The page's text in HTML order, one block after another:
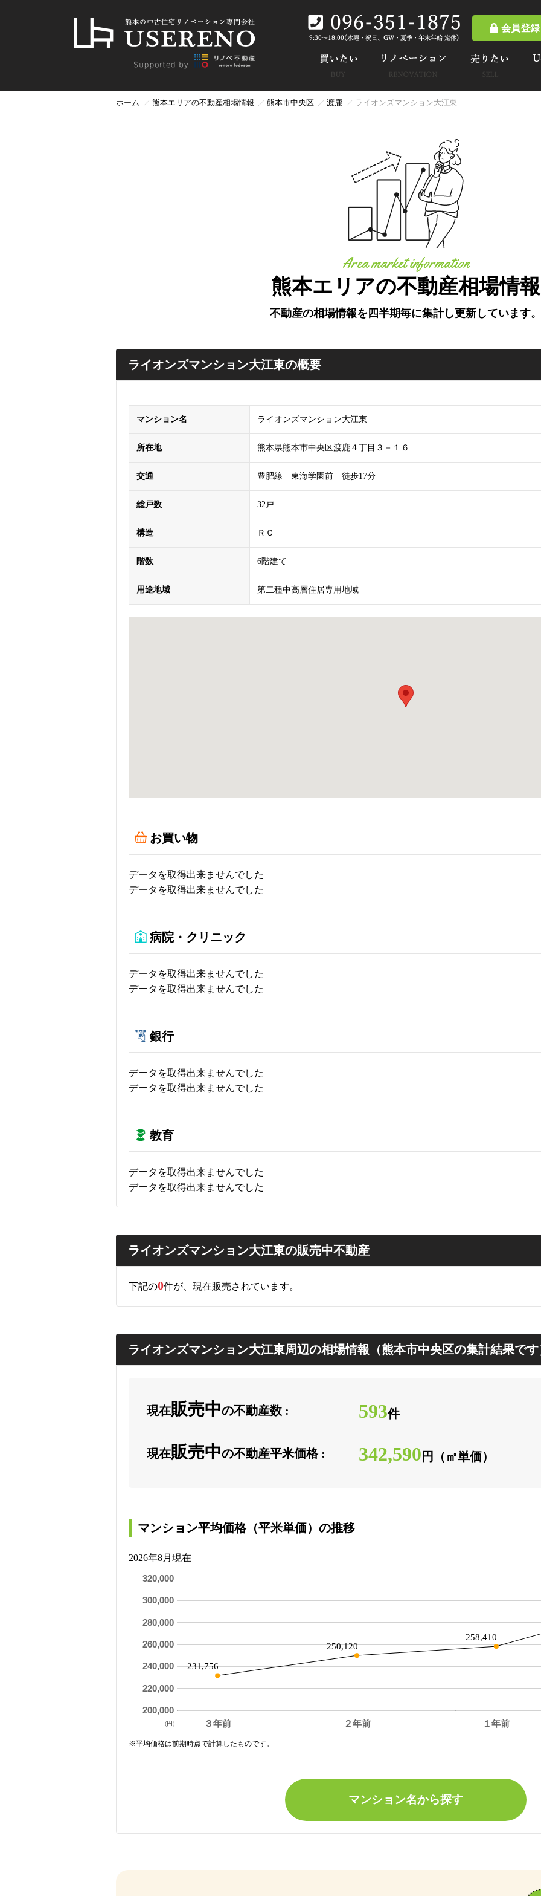
会員登録
ホーム 熊本エリアの不動産相場情報 熊本市中央区 渡鹿 ライオンズマンション大江東
熊本エリアの不動産相場情報
Area market information
不動産の相場情報を四半期毎に集計し更新しています。
ライオンズマンション大江東の概要
マンション名 ライオンズマンション大江東
所在地 熊本県熊本市中央区渡鹿４丁目３－１６
交通 豊肥線 東海学園前 徒歩17分
総戸数 32戸
構造 ＲＣ
階数 6階建て
用途地域 第二種中高層住居専用地域
お買い物
データを取得出来ませんでした
データを取得出来ませんでした
病院・クリニック
データを取得出来ませんでした
データを取得出来ませんでした
銀行
データを取得出来ませんでした
データを取得出来ませんでした
教育
データを取得出来ませんでした
データを取得出来ませんでした
ライオンズマンション大江東の販売中不動産
下記の0件が、現在販売されています。
ライオンズマンション大江東周辺の相場情報（熊本市中央区の集計結果です
現在販売中の不動産数 : 593件
現在販売中の不動産平米価格 : 342,590 円（㎡単価）
マンション平均価格（平米単価）の推移
2026年8月現在
３年前 ２年前 １年前
200,000
220,000
240,000
260,000
280,000
300,000
320,000
231,756
250,120
258,410
(円)
※平均価格は前期時点で計算したものです。
マンション名から探す